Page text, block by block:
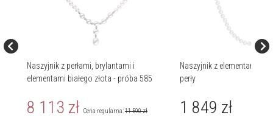
Naszyjnik z perłami, brylantami i
elementami białego złota - próba 585
8 113 zł Cena regularna:11 590zł
Naszyjnik z elementami z
perły
1 849 zł